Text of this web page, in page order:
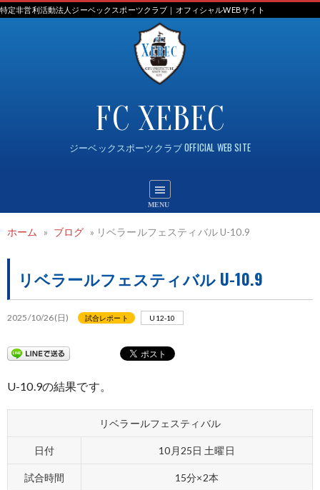
Skip
特定非営利活動法人ジーベックスポーツクラブ｜オフィシャルWEBサイト
FC XEBEC
ジーベックスポーツクラブ OFFICIAL WEB SITE
ホーム » ブログ » リベラールフェスティバル U-10.9
リベラールフェスティバル U-10.9
2025/10/26(日) 試合レポート U12-10
U-10.9の結果です。
リベラールフェスティバル
日付 10月25日 土曜日
試合時間 15分×2本